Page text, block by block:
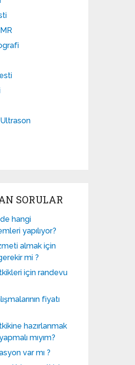
SORULAR
hangi
yapılıyor?
almak için
mi ?
için randevu
fiyatı
hazırlanmak
mıyım?
var mı ?